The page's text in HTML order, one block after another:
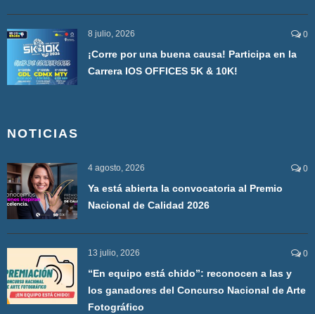
8 julio, 2026 0
¡Corre por una buena causa! Participa en la
Carrera IOS OFFICES 5K & 10K!
NOTICIAS
4 agosto, 2026 0
Ya está abierta la convocatoria al Premio
Nacional de Calidad 2026
13 julio, 2026 0
“En equipo está chido”: reconocen a las y
los ganadores del Concurso Nacional de Arte
Fotográfico